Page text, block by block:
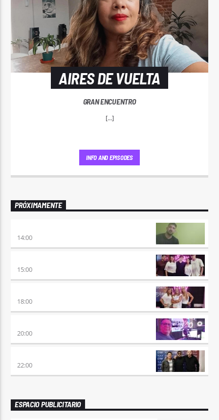
AIRES DE VUELTA
GRAN ENCUENTRO
[...]
INFO AND EPISODES
PRÓXIMAMENTE
14:00
15:00
18:00
20:00
22:00
ESPACIO PUBLICITARIO